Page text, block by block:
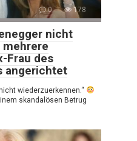
0 178
nicht
mehrere
Frau des
angerichtet
wiederzuerkennen.“
skandalösen Betrug